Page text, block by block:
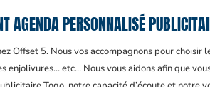
AGENDA PERSONNALISÉ
Offset 5. Nous vos accompagnons pour
enjolivures… etc… Nous vous aidons afin que